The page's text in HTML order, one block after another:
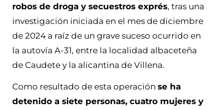
robos de droga y secuestros exprés, tras una
investigación iniciada en el mes de diciembre
de 2024 a raíz de un grave suceso ocurrido en
la autovía A-31, entre la localidad albaceteña
de Caudete y la alicantina de Villena.
Como resultado de esta operación se ha
detenido a siete personas, cuatro mujeres y